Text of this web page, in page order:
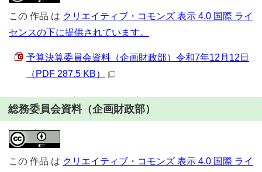
この 作品 は クリエイティブ・コモンズ 表示 4.0 国際 ライ
センスの下に提供されています。
予算決算委員会資料（企画財政部）令和7年12月12日
（PDF 287.5 KB）
総務委員会資料（企画財政部）
この 作品 は クリエイティブ・コモンズ 表示 4.0 国際 ライ